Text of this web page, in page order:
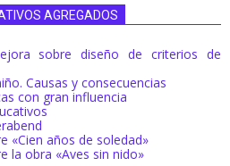
AGREGADOS
sobre diseño de criterios de
Causas y consecuencias
con gran influencia
«Cien años de soledad»
la obra «Aves sin nido»